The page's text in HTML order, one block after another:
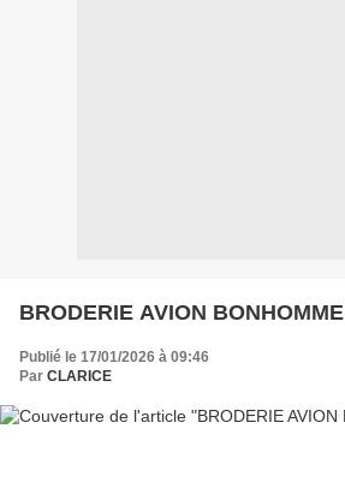
BRODERIE AVION BONHOMME
Publié le 17/01/2026 à 09:46
Par CLARICE